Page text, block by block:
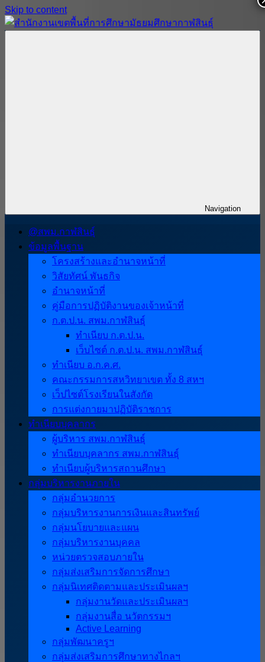
Skip to content
Navigation
@สพม.กาฬสินธุ์
ข้อมูลพื้นฐาน
โครงสร้างและอำนาจหน้าที่
วิสัยทัศน์ พันธกิจ
อำนาจหน้าที่
คู่มือการปฏิบัติงานของเจ้าหน้าที่
ก.ต.ป.น. สพม.กาฬสินธุ์
ทำเนียบ ก.ต.ป.น.
เว็บไซต์ ก.ต.ป.น. สพม.กาฬสินธุ์
ทำเนียบ อ.ก.ค.ศ.
คณะกรรมการสหวิทยาเขต ทั้ง 8 สหฯ
เว็ปไซต์โรงเรียนในสังกัด
การแต่งกายมาปฏิบัติราชการ
ทำเนียบบุคลากร
ผู้บริหาร สพม.กาฬสินธุ์
ทำเนียบบุคลากร สพม.กาฬสินธุ์
ทำเนียบผู้บริหารสถานศึกษา
กลุ่มบริหารงานภายใน
กลุ่มอำนวยการ
กลุ่มบริหารงานการเงินและสินทรัพย์
กลุ่มนโยบายและแผน
กลุ่มบริหารงานบุคคล
หน่วยตรวจสอบภายใน
กลุ่มส่งเสริมการจัดการศึกษา
กลุ่มนิเทศติดตามและประเมินผลฯ
กลุ่มงานวัดและประเมินผลฯ
กลุ่มงานสื่อ นวัตกรรมฯ
Active Learning
กลุ่มพัฒนาครูฯ
กลุ่มส่งเสริมการศึกษาทางไกลฯ